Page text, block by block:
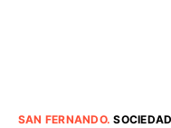
SAN FERNANDO.SOCIEDAD